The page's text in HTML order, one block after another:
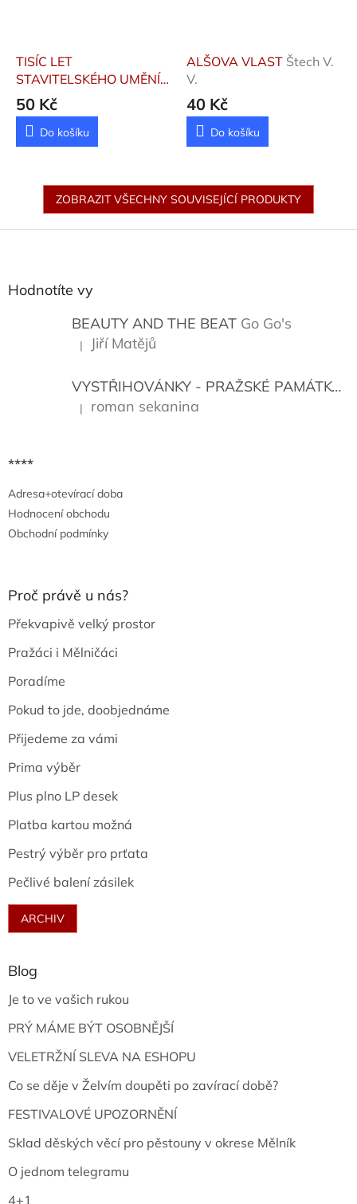
TISÍC LET
STAVITELSKÉHO UMĚNÍ
V ČESKÝCH ZEMÍCH
Chyský Čeněk
50 Kč
Do košíku
ALŠOVA VLAST Štech V.
V.
40 Kč
Do košíku
ZOBRAZIT VŠECHNY SOUVISEJÍCÍ PRODUKTY
Hodnotíte vy
BEAUTY AND THE BEAT Go Go's
Hodnocení produktu je 5 z 5 hvězdiček.
| Jiří Matějů
VYSTŘIHOVÁNKY - PRAŽSKÉ PAMÁTKY
Hodnocení produktu je 5 z 5 hvězdiček.
| roman sekanina
****
Adresa+otevírací doba
Hodnocení obchodu
Obchodní podmínky
Proč právě u nás?
Překvapivě velký prostor
Pražáci i Mělničáci
Poradíme
Pokud to jde, doobjednáme
Přijedeme za vámi
Prima výběr
Plus plno LP desek
Platba kartou možná
Pestrý výběr pro prťata
Pečlivé balení zásilek
ARCHIV
Blog
Je to ve vašich rukou
PRÝ MÁME BÝT OSOBNĚJŠÍ
VELETRŽNÍ SLEVA NA ESHOPU
Co se děje v Želvím doupěti po zavírací době?
FESTIVALOVÉ UPOZORNĚNÍ
Sklad děských věcí pro pěstouny v okrese Mělník
O jednom telegramu
4+1